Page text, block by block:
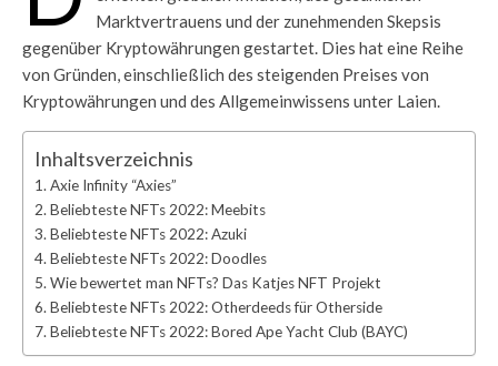
Marktvertrauens und der zunehmenden Skepsis
gegenüber Kryptowährungen gestartet. Dies hat eine Reihe
von Gründen, einschließlich des steigenden Preises von
Kryptowährungen und des Allgemeinwissens unter Laien.
Inhaltsverzeichnis
Axie Infinity “Axies”
Beliebteste NFTs 2022: Meebits
Beliebteste NFTs 2022: Azuki
Beliebteste NFTs 2022: Doodles
Wie bewertet man NFTs? Das Katjes NFT Projekt
Beliebteste NFTs 2022: Otherdeeds für Otherside
Beliebteste NFTs 2022: Bored Ape Yacht Club (BAYC)